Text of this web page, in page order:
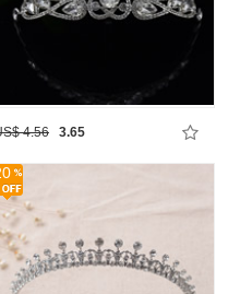
4.56 3.65